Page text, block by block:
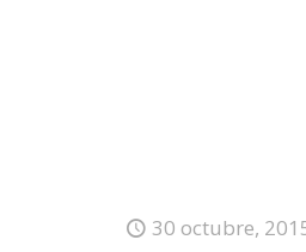
30 octubre,